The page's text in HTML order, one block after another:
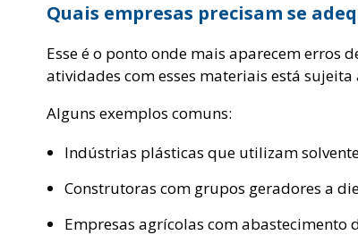
Quais empresas precisam se
Esse é o ponto onde mais aparecem erros
atividades com esses materiais está
Alguns exemplos comuns:
Indústrias plásticas que utilizam
Construtoras com grupos geradores a
Empresas agrícolas com abastecimento